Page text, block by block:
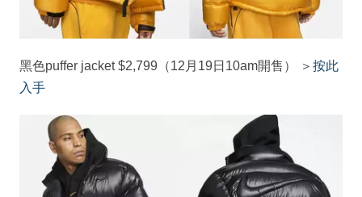
黑色puffer jacket $2,799（12月19日10am開售） ＞ 按此
入手